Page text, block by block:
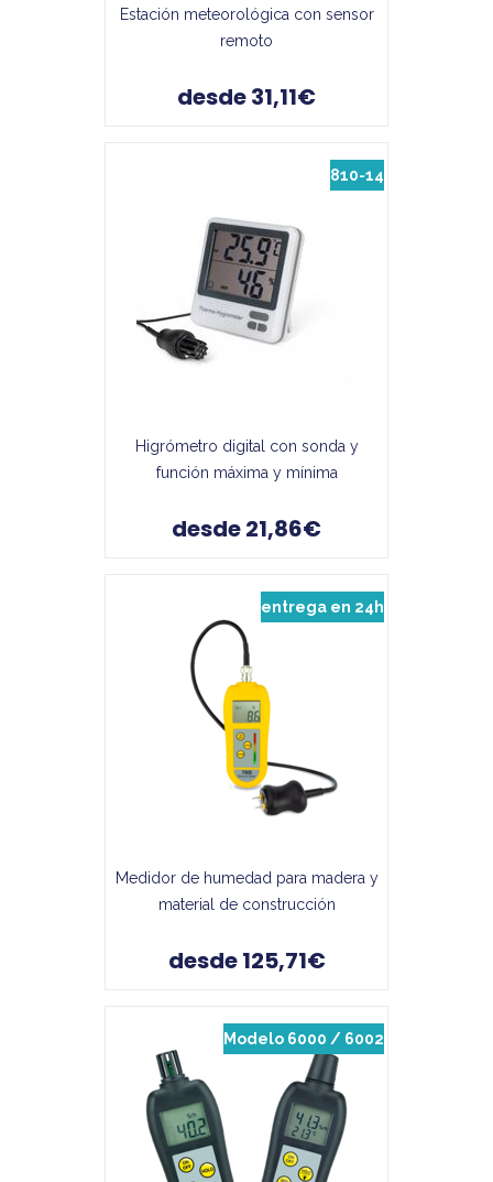
Estación meteorológica con sensor
remoto
desde 31,11€
Higrómetro digital con sonda y
función máxima y mínima
desde 21,86€
810-14
Medidor de humedad para madera y
material de construcción
desde 125,71€
entrega en 24h
Modelo 6000 / 6002